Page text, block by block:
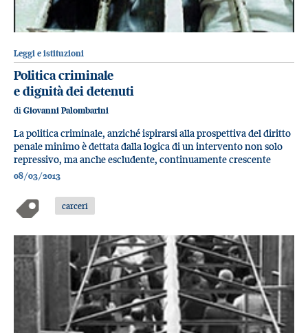
Leggi e istituzioni
Politica criminale
e dignità dei detenuti
di Giovanni Palombarini
La politica criminale, anziché ispirarsi alla prospettiva del diritto
penale minimo è dettata dalla logica di un intervento non solo
repressivo, ma anche escludente, continuamente crescente
08/03/2013
carceri